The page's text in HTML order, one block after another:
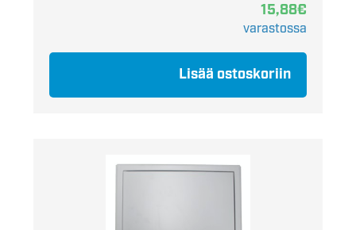
15,88€
varastossa
Lisää ostoskoriin